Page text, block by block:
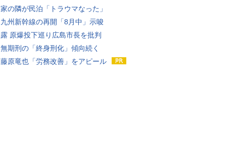
家の隣が民泊「トラウマなった」
九州新幹線の再開「8月中」示唆
露 原爆投下巡り広島市長を批判
無期刑の「終身刑化」傾向続く
藤原竜也「労務改善」をアピール